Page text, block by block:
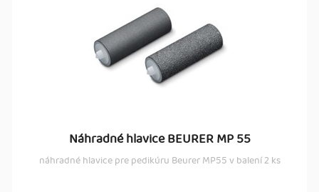
Náhradné hlavice BEURER MP 55
náhradné hlavice pre pedikúru Beurer MP55 v balení 2 ks